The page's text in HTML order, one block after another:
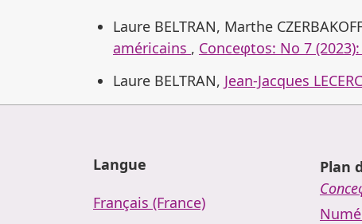
Laure BELTRAN, Marthe
américains , Conceφtos: No 7
Laure BELTRAN, Jean-Jacques
Langue
Français (France)
Plan